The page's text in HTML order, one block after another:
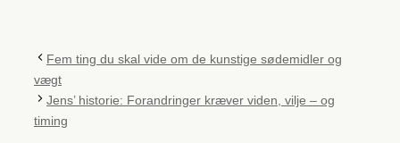
Fem ting du skal vide om de kunstige sødemidler og
vægt
Jens’ historie: Forandringer kræver viden, vilje – og
timing